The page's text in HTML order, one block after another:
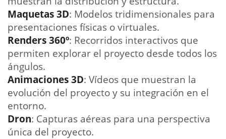
Maquetas 3D: Modelos tridimensionales para
presentaciones físicas o virtuales.
Renders 360º: Recorridos interactivos que
permiten explorar el proyecto desde todos los
ángulos.
Animaciones 3D: Vídeos que muestran la
evolución del proyecto y su integración en el
entorno.
Dron: Capturas aéreas para una perspectiva
única del proyecto.